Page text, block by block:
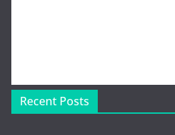
Recent Posts